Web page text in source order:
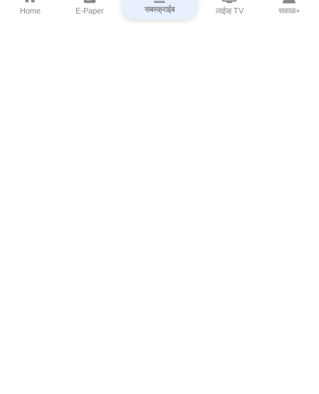
Home E-Paper सबस्क्राईब लाईव्ह TV सकाळ+